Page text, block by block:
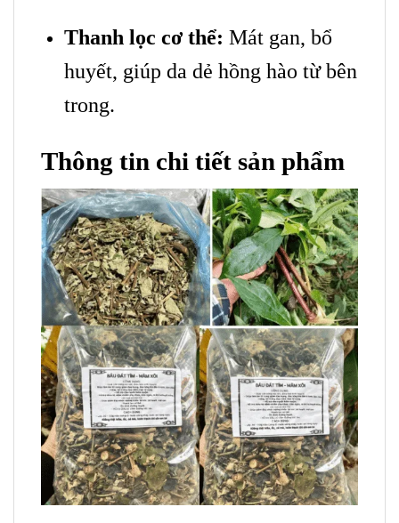
Thanh lọc cơ thể: Mát gan, bổ
huyết, giúp da dẻ hồng hào từ bên
trong.
Thông tin chi tiết sản phẩm